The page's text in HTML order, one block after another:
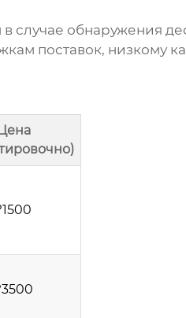
случае обнаружения
поставок, низкому
Цена